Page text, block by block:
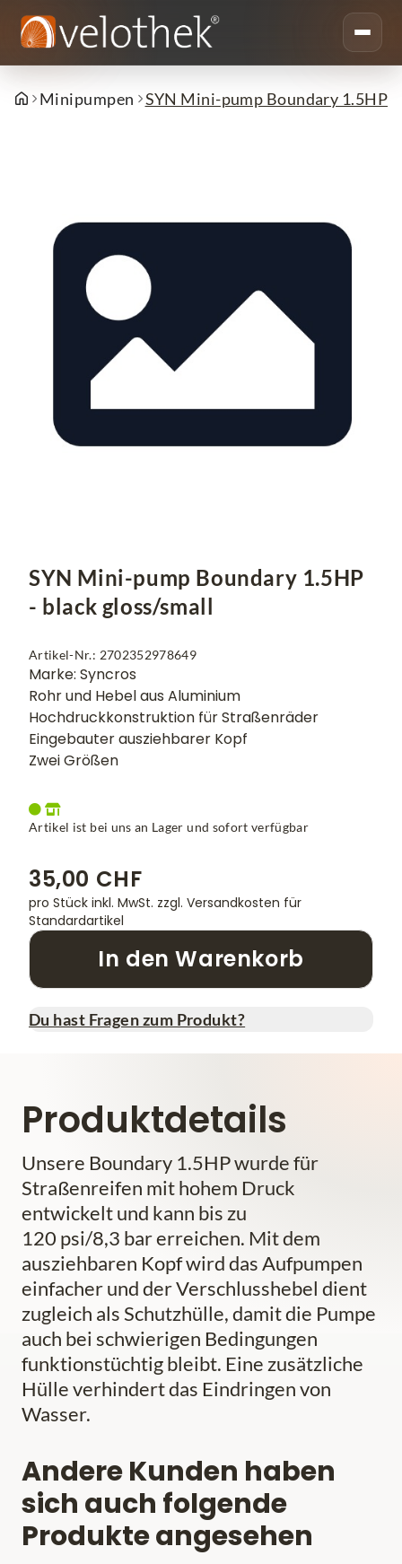
Minipumpen SYN Mini-pump Boundary 1.5HP
SYN Mini-pump Boundary 1.5HP
- black gloss/small
Artikel-Nr.: 2702352978649
Marke: Syncros
Rohr und Hebel aus Aluminium
Hochdruckkonstruktion für Straßenräder
Eingebauter ausziehbarer Kopf
Zwei Größen
Artikel ist bei uns an Lager und sofort verfügbar
35,00 CHF
pro Stück inkl. MwSt. zzgl. Versandkosten für
Standardartikel
In den Warenkorb
Du hast Fragen zum Produkt?
Produktdetails
Unsere Boundary 1.5HP wurde für
Straßenreifen mit hohem Druck
entwickelt und kann bis zu
120 psi/8,3 bar erreichen. Mit dem
ausziehbaren Kopf wird das Aufpumpen
einfacher und der Verschlusshebel dient
zugleich als Schutzhülle, damit die Pumpe
auch bei schwierigen Bedingungen
funktionstüchtig bleibt. Eine zusätzliche
Hülle verhindert das Eindringen von
Wasser.
Andere Kunden haben
sich auch folgende
Produkte angesehen